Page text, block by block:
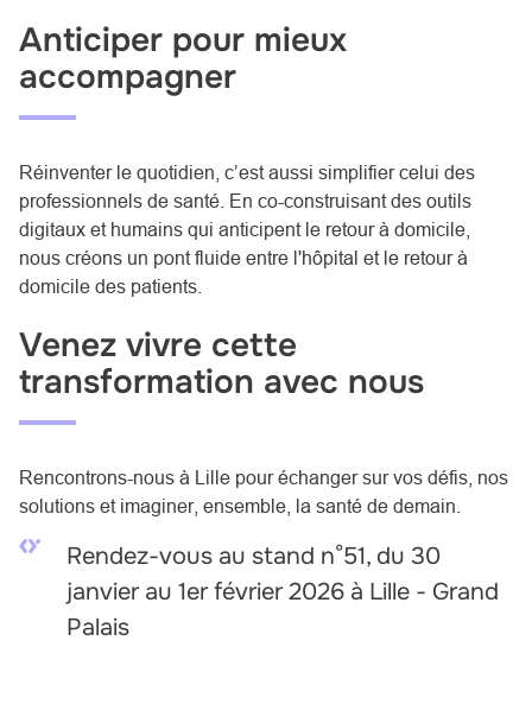
Anticiper pour mieux
accompagner
Réinventer le quotidien, c’est aussi simplifier celui des
professionnels de santé. En co-construisant des outils
digitaux et humains qui anticipent le retour à domicile,
nous créons un pont fluide entre l'hôpital et le retour à
domicile des patients.
Venez vivre cette
transformation avec nous
Rencontrons-nous à Lille pour échanger sur vos défis, nos
solutions et imaginer, ensemble, la santé de demain.
Rendez-vous au stand n°51, du 30
janvier au 1er février 2026 à Lille - Grand
Palais